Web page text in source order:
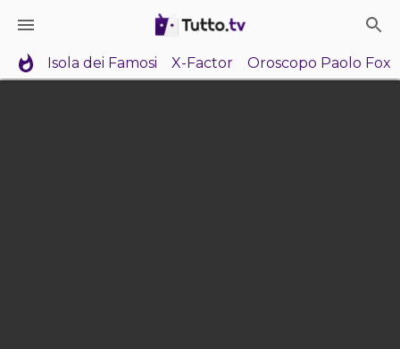
Isola dei Famosi X-Factor Oroscopo Paolo Fox